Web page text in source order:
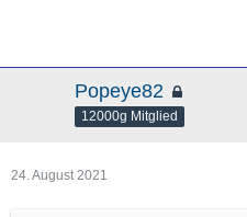
Popeye82
12000g Mitglied
24. August 2021